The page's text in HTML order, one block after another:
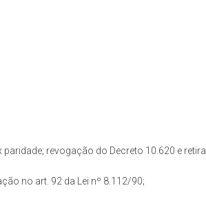
revogação do Decreto 10.620 e
no art. 92 da Lei nº 8.112/90;